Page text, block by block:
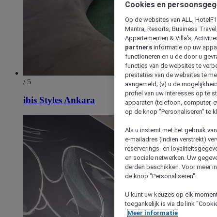
/ 5
ibis Styles Ankara
Cookies en
Op de websites van ALL,
Mantra, Resorts, Business
Appartementen & Villa's,
partners informatie op uw
functioneren en u de door u
functies van de websites te
prestaties van de websites te
aangemeld; (v) u de
profiel van uw interesses op te
apparaten (telefoon, computer,
op de knop "Personaliseren" te
Als u instemt met het gebruik
e-mailadres (indien verstrekt)
reserverings- en
en sociale netwerken. Uw
derden beschikken. Voor meer
de knop "Personaliseren".
U kunt uw keuzes op elk
toegankelijk is via de link
Meer informatie